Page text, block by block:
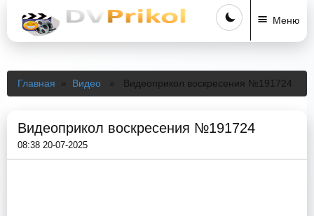
Меню
Главная » Видео » Видеоприкол воскресения №191724
Видеоприкол воскресения №191724
08:38 20-07-2025